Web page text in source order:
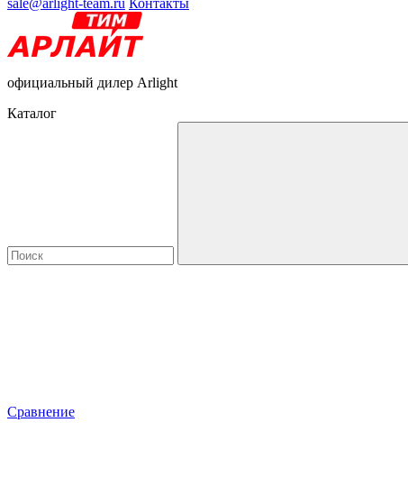
sale@arlight-team.ru Контакты
официальный дилер Arlight
Каталог
Сравнение